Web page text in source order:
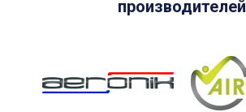
производителей